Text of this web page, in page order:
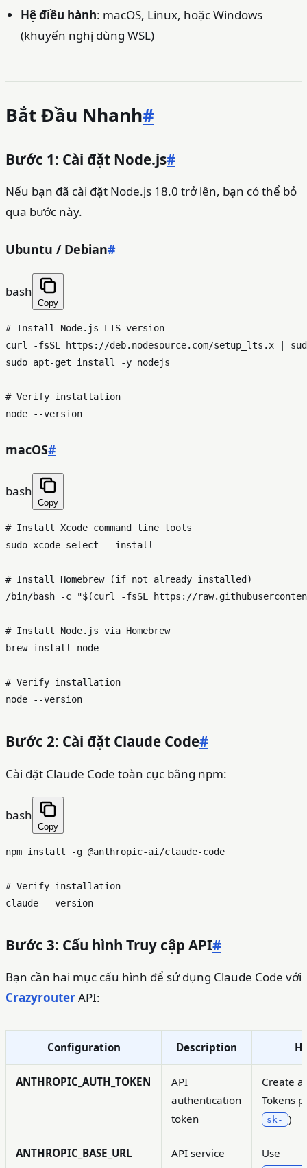
Hệ điều hành: macOS, Linux, hoặc Windows
(khuyến nghị dùng WSL)
Bắt Đầu Nhanh#
Bước 1: Cài đặt Node.js#
Nếu bạn đã cài đặt Node.js 18.0 trở lên, bạn có thể bỏ
qua bước này.
Ubuntu / Debian#
bash
Copy
# Install Node.js LTS version
curl -fsSL https://deb.nodesource.com/setup_lts.x |
sudo apt-get install -y nodejs
# Verify installation
macOS#
bash
Copy
# Install Xcode command line tools
sudo xcode-select --install
# Install Homebrew (if not already installed)
/bin/bash -c
"$(curl -fsSL https://
# Install Node.js via Homebrew
brew install node
# Verify installation
Bước 2: Cài đặt Claude Code#
Cài đặt Claude Code toàn cục bằng npm:
bash
Copy
npm install -g @anthropic-ai/claude-code
# Verify installation
Bước 3: Cấu hình Truy cập API#
Bạn cần hai mục cấu hình để sử dụng Claude Code với
CrazyrouterAPI:
Configuration Description
ANTHROPIC_AUTH_TOKEN
API
authentication
token
Create a
Tokens
sk- )
ANTHROPIC_BASE_URL
API service
Use